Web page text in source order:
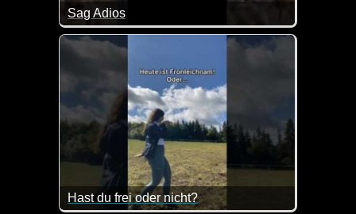
Sag Adios
Hast du frei oder nicht?